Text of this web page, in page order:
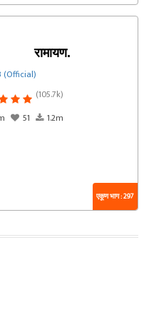
रामायण.
(Official)
(105.7k)
51 1.2m
एकूण भाग : 297